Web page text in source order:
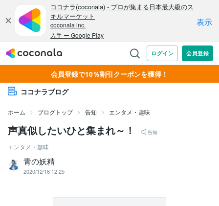
会員登録で10％割引クーポンを獲得！
ココナラブログ
ホーム ブログトップ 告知 エンタメ・趣味
声真似したいひと集まれ～！ 告知
エンタメ・趣味
青の妖精
2020/12/16 12:25